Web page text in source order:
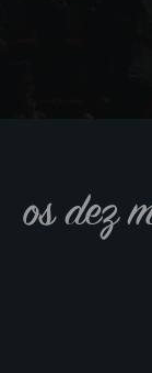
os dez